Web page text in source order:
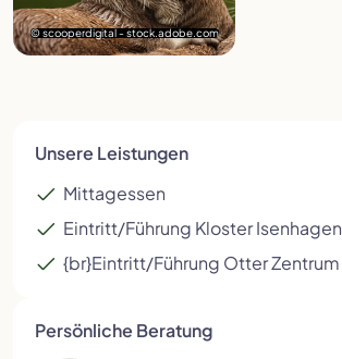
© scooperdigital - stock.adobe.com
Unsere Leistungen
Mittagessen
Eintritt/Führung Kloster Isenhagen
{br}Eintritt/Führung Otter Zentrum
Persönliche Beratung